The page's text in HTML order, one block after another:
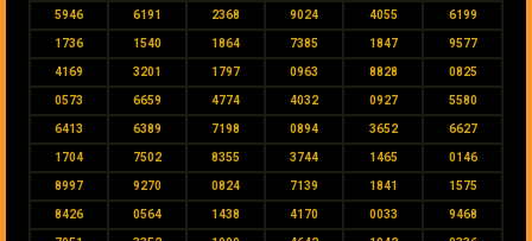
5946 6191 2368 9024 4055 6199
1736 1540 1864 7385 1847 9577
4169 3201 1797 0963 8828 0825
0573 6659 4774 4032 0927 5580
6413 6389 7198 0894 3652 6627
1704 7502 8355 3744 1465 0146
8997 9270 0824 7139 1841 1575
8426 0564 1438 4170 0033 9468